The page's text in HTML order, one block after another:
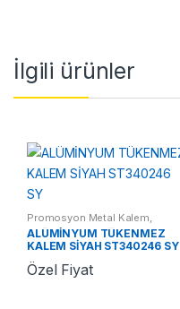
İlgili ürünler
Promosyon Metal Kalem
Promosyon Kalemler
ALÜMİNYUM TÜKENMEZ
KALEM SİYAH ST340246 SY
Özel Fiyat